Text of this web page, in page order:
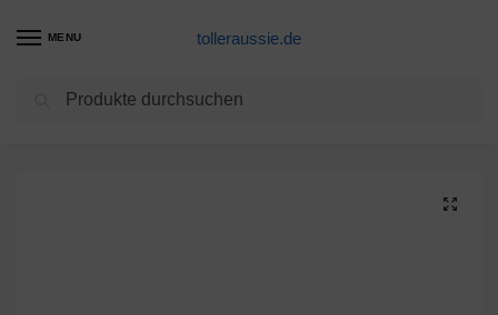
MENU tolleraussie.de
Hundebett Produkte dibea Hundebett Hundekissen Hundekörbchen mit Wendekissen Größe L Farbe grau/schwarz